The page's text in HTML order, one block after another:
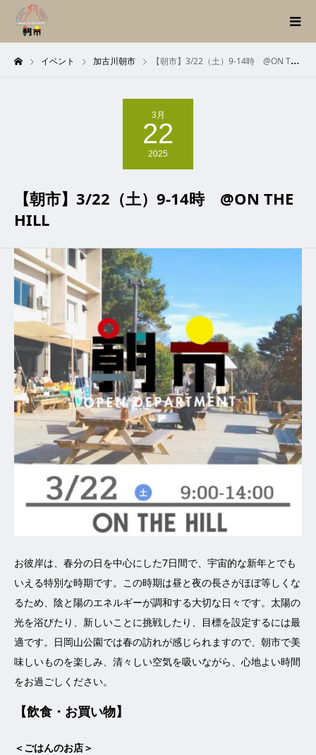
イベント 加古川朝市 【朝市】3/22（土）9-14時 @ON THE HILL
3月
22
2025
【朝市】3/22（土）9-14時 @ON THE
HILL
お彼岸は、春分の日を中心にした7日間で、宇宙的な新年とでも
いえる特別な時期です。この時期は昼と夜の長さがほぼ等しくな
るため、陰と陽のエネルギーが調和する大切な日々です。太陽の
光を浴びたり、新しいことに挑戦したり、目標を設定するには最
適です。日岡山公園では春の訪れが感じられますので、朝市で美
味しいものを楽しみ、清々しい空気を吸いながら、心地よい時間
をお過ごしください。
【飲食・お買い物】
＜ごはんのお店＞